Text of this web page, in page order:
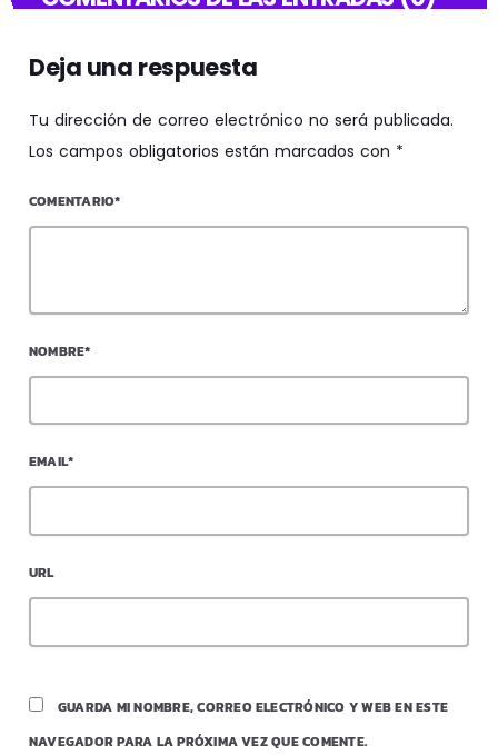
Deja una respuesta
Tu dirección de correo electrónico no será publicada.
Los campos obligatorios están marcados con *
COMENTARIO*
NOMBRE*
EMAIL*
URL
GUARDA MI NOMBRE, CORREO ELECTRÓNICO Y WEB EN ESTE
NAVEGADOR PARA LA PRÓXIMA VEZ QUE COMENTE.